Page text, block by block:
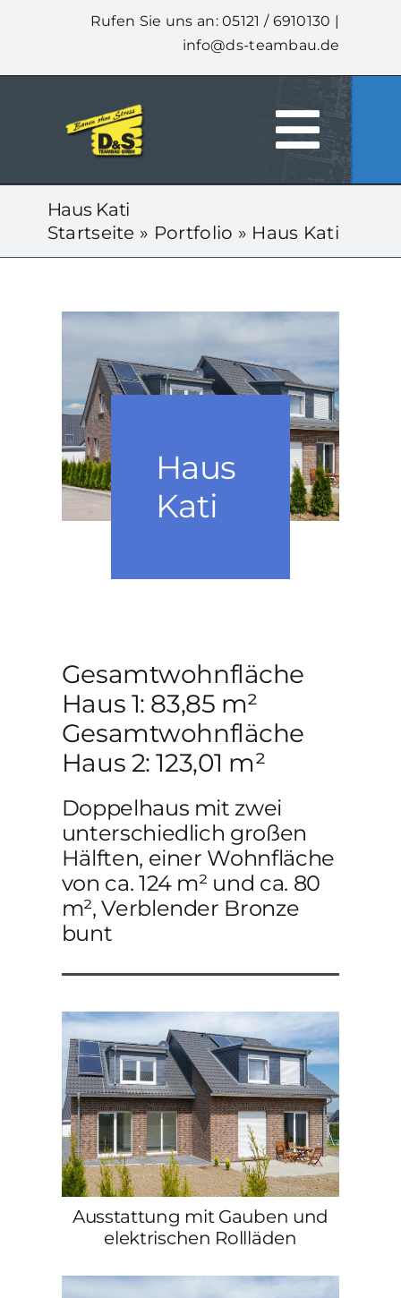
springen
Rufen Sie uns an: 05121 / 6910130 |
info@ds-teambau.de
ÜBER UNS
LEISTUNGEN
UNSERE HÄUSER
PERSÖNLICHE NOTE
KONTAKT
Haus Kati
Startseite » Portfolio » Haus Kati
Haus
Kati
Gesamtwohnfläche
Haus 1: 83,85 m²
Gesamtwohnfläche
Haus 2: 123,01 m²
Doppelhaus mit zwei
unterschiedlich großen
Hälften, einer Wohnfläche
von ca. 124 m² und ca. 80
m², Verblender Bronze
bunt
Ausstattung mit Gauben und
elektrischen Rollläden